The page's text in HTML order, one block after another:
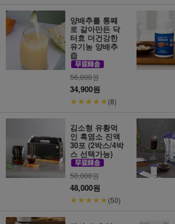
양배추를 통째
로 갈아만든 닥
터효 더건강한
유기농 양배추
즙
56,000원
34,900원
★★★★★(8)
김소형 유황먹
인 흑염소 진액
30포 (2박스/4박
스 선택가능)
50,000원
48,000원
★★★★★(50)